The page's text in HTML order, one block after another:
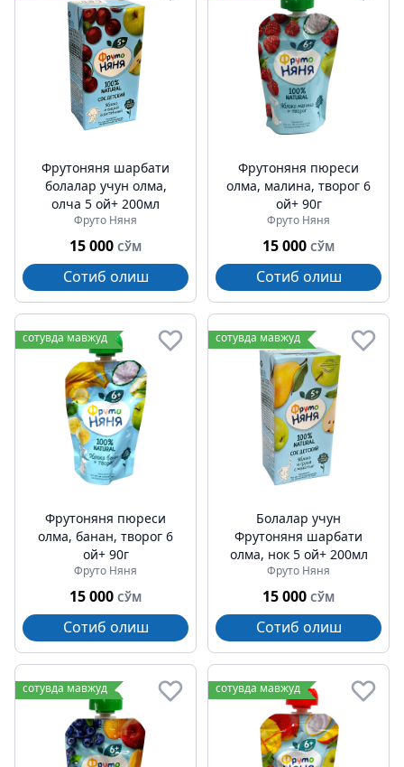
Фрутоняня шарбати
болалар учун олма,
олча 5 ой+ 200мл
Фруто Няня
15 000 СЎМ
Сотиб олиш
Фрутоняня пюреси
олма, малина, творог 6
ой+ 90г
Фруто Няня
15 000 СЎМ
Сотиб олиш
сотувда мавжуд
Фрутоняня пюреси
олма, банан, творог 6
ой+ 90г
Фруто Няня
15 000 СЎМ
Сотиб олиш
сотувда мавжуд
Болалар учун
Фрутоняня шарбати
олма, нок 5 ой+ 200мл
Фруто Няня
15 000 СЎМ
Сотиб олиш
сотувда мавжуд сотувда мавжуд